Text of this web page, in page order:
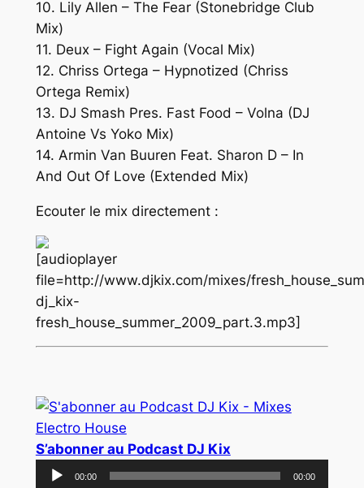
10. Lily Allen – The Fear (Stonebridge Club
Mix)
11. Deux – Fight Again (Vocal Mix)
12. Chriss Ortega – Hypnotized (Chriss
Ortega Remix)
13. DJ Smash Pres. Fast Food – Volna (DJ
Antoine Vs Yoko Mix)
14. Armin Van Buuren Feat. Sharon D – In
And Out Of Love (Extended Mix)
Ecouter le mix directement :
[audioplayer
file=http://www.djkix.com/mixes/
dj_kix-
fresh_house_summer_2009_part.3.mp3]
S’abonner au Podcast DJ Kix
Lecteur00:00 00:00